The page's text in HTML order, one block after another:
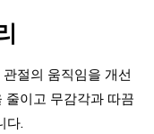
절의 움직임을 개선
줄이고 무감각과 따끔
다.